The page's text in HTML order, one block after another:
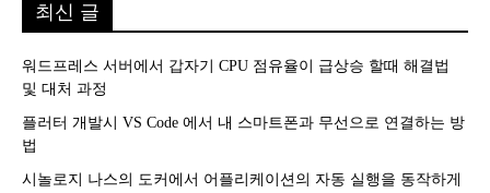
최신 글
워드프레스 서버에서 갑자기 CPU 점유율이 급상승 할때 해결법
및 대처 과정
플러터 개발시 VS Code 에서 내 스마트폰과 무선으로 연결하는 방
법
시놀로지 나스의 도커에서 어플리케이션의 자동 실행을 동작하게